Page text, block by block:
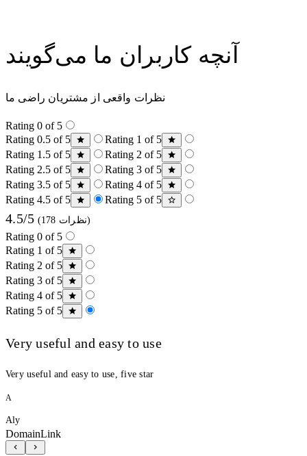
آنچه کاربران ما می‌گویند
نظرات واقعی از مشتریان راضی ما
Rating 0 of 5
Rating 0.5 of 5
Rating 1 of 5
Rating 1.5 of 5
Rating 2 of 5
Rating 2.5 of 5
Rating 3 of 5
Rating 3.5 of 5
Rating 4 of 5
Rating 4.5 of 5
Rating 5 of 5
4.5/5 (178 نظرات)
Rating 0 of 5
Rating 1 of 5
Rating 2 of 5
Rating 3 of 5
Rating 4 of 5
Rating 5 of 5
Very useful and easy to use
Very useful and easy to use, five star
A
Aly
DomainLink